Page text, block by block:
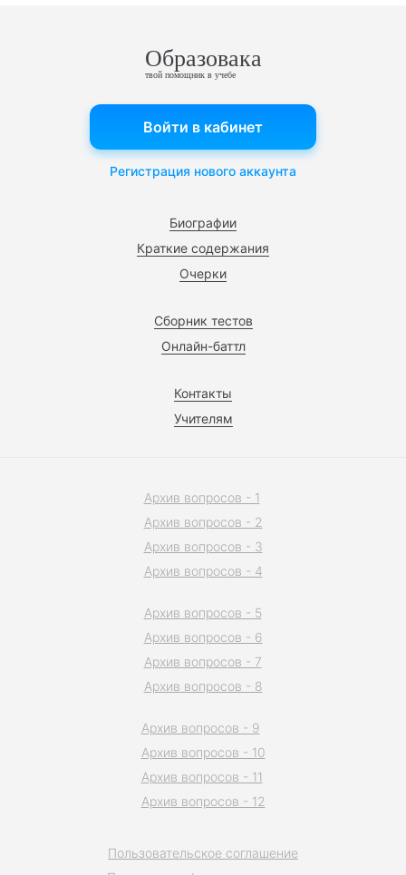
Образовака
твой помощник в учебе
Биографии
Краткие содержания
Очерки
Сборник тестов
Онлайн-баттл
Контакты
Учителям
Войти в кабинет
Регистрация нового аккаунта
Пользовательское соглашение
Архив вопросов - 1
Архив вопросов - 2
Архив вопросов - 3
Архив вопросов - 4
Архив вопросов - 5
Архив вопросов - 6
Архив вопросов - 7
Архив вопросов - 8
Архив вопросов - 9
Архив вопросов - 10
Архив вопросов - 11
Архив вопросов - 12